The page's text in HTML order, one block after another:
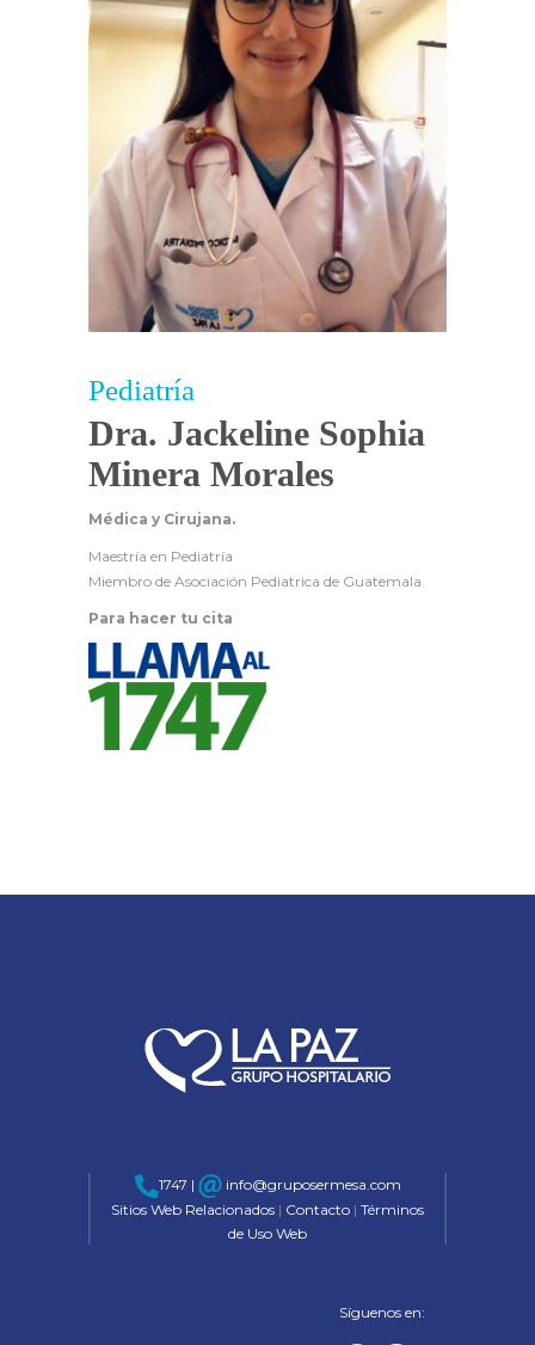
Pediatría
Dra. Jackeline Sophia
Minera Morales
Médica y Cirujana.
Maestría en Pediatría
Miembro de Asociación Pediatrica de Guatemala.
Para hacer tu cita
1747 |
info@gruposermesa.com
Sitios Web Relacionados | Contacto | Términos
de Uso Web
Síguenos en: